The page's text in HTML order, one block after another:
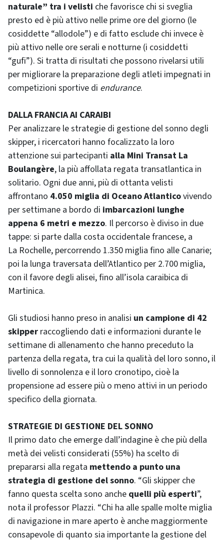
naturale” tra i velisti che favorisce chi si sveglia
presto ed è più attivo nelle prime ore del giorno (le
cosiddette “allodole”) e di fatto esclude chi invece è
più attivo nelle ore serali e notturne (i cosiddetti
“gufi”). Si tratta di risultati che possono rivelarsi utili
per migliorare la preparazione degli atleti impegnati in
competizioni sportive di endurance.
DALLA FRANCIA AI CARAIBI
Per analizzare le strategie di gestione del sonno degli
skipper, i ricercatori hanno focalizzato la loro
attenzione sui partecipanti alla Mini Transat La
Boulangère, la più affollata regata transatlantica in
solitario. Ogni due anni, più di ottanta velisti
affrontano 4.050 miglia di Oceano Atlanticovivendo
per settimane a bordo di imbarcazioni lunghe
appena 6 metri e mezzo. Il percorso è diviso in due
tappe: si parte dalla costa occidentale francese, a
La Rochelle, percorrendo 1.350 miglia fino alle Canarie;
poi la lunga traversata dell’Atlantico per 2.700 miglia,
con il favore degli alisei, fino all’isola caraibica di
Martinica.
Gli studiosi hanno preso in analisi un campione di 42
skipper raccogliendo dati e informazioni durante le
settimane di allenamento che hanno preceduto la
partenza della regata, tra cui la qualità del loro sonno, il
livello di sonnolenza e il loro cronotipo, cioè la
propensione ad essere più o meno attivi in un periodo
specifico della giornata.
STRATEGIE DI GESTIONE DEL SONNO
Il primo dato che emerge dall’indagine è che più della
metà dei velisti considerati (55%) ha scelto di
prepararsi alla regata mettendo a punto una
strategia di gestione del sonno. “Gli skipper che
fanno questa scelta sono anche quelli più esperti”,
nota il professor Plazzi. “Chi ha alle spalle molte miglia
di navigazione in mare aperto è anche maggiormente
consapevole di quanto sia importante la gestione del